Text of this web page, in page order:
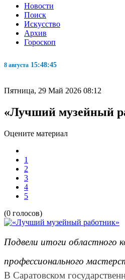
Новости
Поиск
Искусство
Архив
Гороскоп
8 августа 15:48:46
Пятница, 29 Май 2026 08:12
«Лучший музейный
Оцените материал
1
2
3
4
5
(0 голосов)
Подвели итоги областного
профессионального
В Саратовском